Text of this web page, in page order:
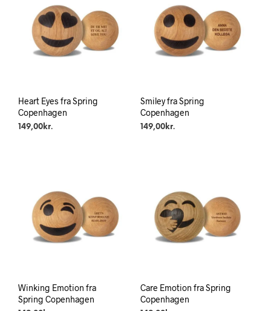
Heart Eyes fra Spring
Copenhagen
149,00 kr.
Smiley fra Spring
Copenhagen
149,00kr.
Winking Emotion fra
Spring Copenhagen
Care Emotion fra Spring
Copenhagen